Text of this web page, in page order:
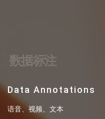
数据标注
Data Annotations
语音、视频、文本